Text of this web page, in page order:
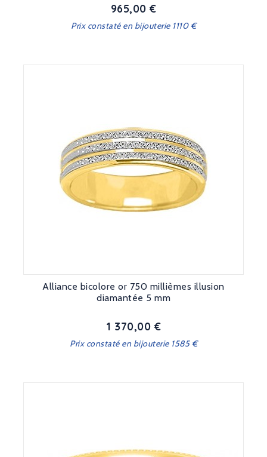
Prix
965,00 €
Prix constaté en bijouterie 1110 €
Alliance bicolore or 750 millièmes illusion
diamantée 5 mm
Prix
1 370,00 €
Prix constaté en bijouterie 1585 €